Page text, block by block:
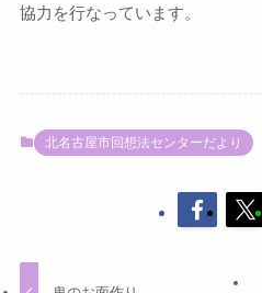
協力を行なっています。
北名古屋市回想法センターだより